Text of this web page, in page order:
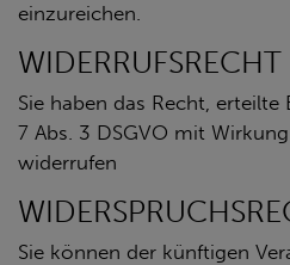
einzureichen.
WIDERRUFSRECHT
Sie haben das Recht,
7 Abs. 3 DSGVO mit
widerrufen
Sie können der künftigen